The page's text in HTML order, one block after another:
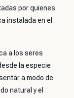
por quienes
instalada en el
a los seres
la especie
a modo de
natural y el